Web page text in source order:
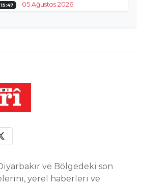
15:47 05 Ağustos 2026
ve Bölgedeki son
yerel haberleri ve